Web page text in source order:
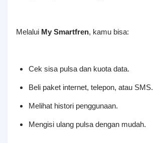
Melalui My Smartfren, kamu bisa:
Cek sisa pulsa dan kuota data.
Beli paket internet, telepon, atau SMS.
Melihat histori penggunaan.
Mengisi ulang pulsa dengan mudah.